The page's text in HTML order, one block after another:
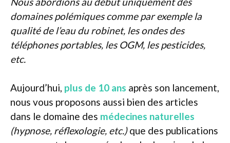
domaines polémiques comme par exemple la
qualité de l’eau du robinet, les ondes des
téléphones portables, les OGM, les pesticides,
etc.
Aujourd’hui, plus de 10 ans après son lancement,
nous vous proposons aussi bien des articles
dans le domaine des médecines naturelles
(hypnose, réflexologie, etc.)que des publications